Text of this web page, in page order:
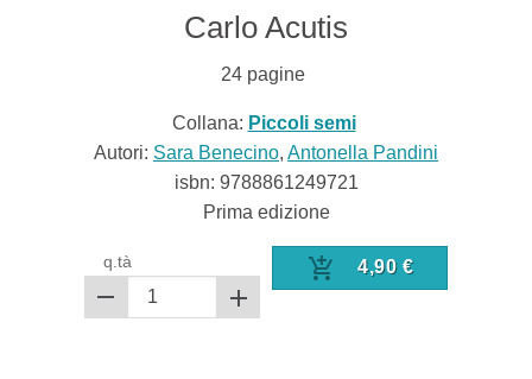
Carlo Acutis
24 pagine
Collana: Piccoli semi
Autori: Sara Benecino, Antonella Pandini
isbn: 9788861249721
Prima edizione
q.tà 4,90 €